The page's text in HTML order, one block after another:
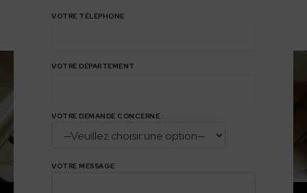
VOTRE TÉLÉPHONE
VOTRE DÉPARTEMENT
VOTRE DEMANDE CONCERNE :
VOTRE MESSAGE